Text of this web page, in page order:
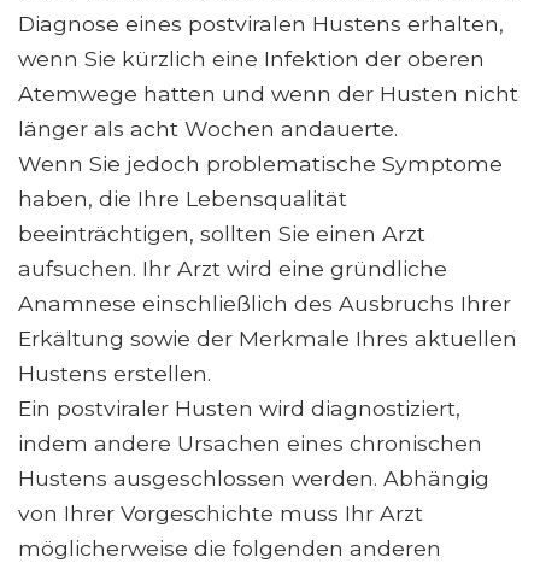
Diagnose eines postviralen Hustens erhalten,
wenn Sie kürzlich eine Infektion der oberen
Atemwege hatten und wenn der Husten nicht
länger als acht Wochen andauerte.
Wenn Sie jedoch problematische Symptome
haben, die Ihre Lebensqualität
beeinträchtigen, sollten Sie einen Arzt
aufsuchen. Ihr Arzt wird eine gründliche
Anamnese einschließlich des Ausbruchs Ihrer
Erkältung sowie der Merkmale Ihres aktuellen
Hustens erstellen.
Ein postviraler Husten wird diagnostiziert,
indem andere Ursachen eines chronischen
Hustens ausgeschlossen werden. Abhängig
von Ihrer Vorgeschichte muss Ihr Arzt
möglicherweise die folgenden anderen